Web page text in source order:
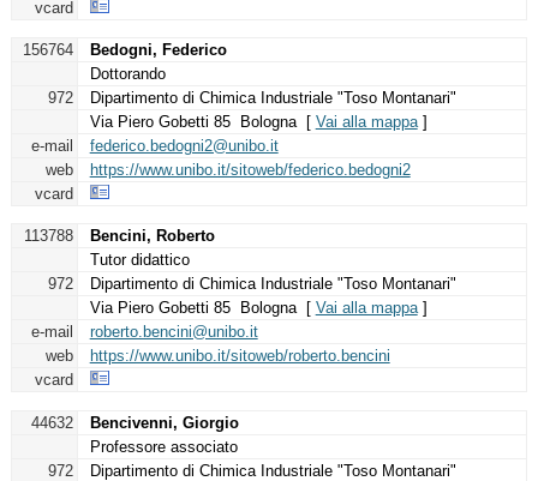
vcard
156764
Bedogni, Federico
Dottorando
972
Dipartimento di Chimica Industriale "Toso Montanari"
Via Piero Gobetti 85 Bologna [ Vai alla mappa]
e-mail
federico.bedogni2@unibo.it
web
https://www.unibo.it/sitoweb/federico.bedogni2
vcard
113788
Bencini, Roberto
Tutor didattico
972
Dipartimento di Chimica Industriale "Toso Montanari"
Via Piero Gobetti 85 Bologna [ Vai alla mappa]
e-mail
roberto.bencini@unibo.it
web
https://www.unibo.it/sitoweb/roberto.bencini
vcard
44632
Bencivenni, Giorgio
Professore associato
972
Dipartimento di Chimica Industriale "Toso Montanari"